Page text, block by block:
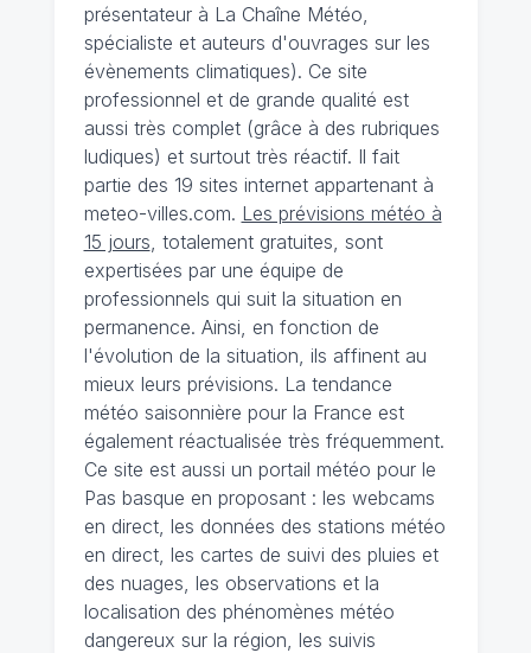
présentateur à La Chaîne Météo,
spécialiste et auteurs d'ouvrages sur les
évènements climatiques). Ce site
professionnel et de grande qualité est
aussi très complet (grâce à des rubriques
ludiques) et surtout très réactif. Il fait
partie des 19 sites internet appartenant à
meteo-villes.com. Les prévisions météo à
15 jours , totalement gratuites, sont
expertisées par une équipe de
professionnels qui suit la situation en
permanence. Ainsi, en fonction de
l'évolution de la situation, ils affinent au
mieux leurs prévisions. La tendance
météo saisonnière pour la France est
également réactualisée très fréquemment.
Ce site est aussi un portail météo pour le
Pas basque en proposant : les webcams
en direct, les données des stations météo
en direct, les cartes de suivi des pluies et
des nuages, les observations et la
localisation des phénomènes météo
dangereux sur la région, les suivis